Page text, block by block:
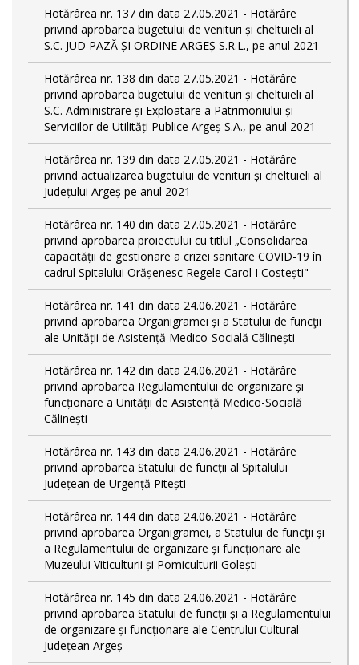
Hotărârea nr. 137 din data 27.05.2021 - Hotărâre
privind aprobarea bugetului de venituri și cheltuieli al
S.C. JUD PAZĂ ȘI ORDINE ARGEȘ S.R.L., pe anul 2021
Hotărârea nr. 138 din data 27.05.2021 - Hotărâre
privind aprobarea bugetului de venituri și cheltuieli al
S.C. Administrare și Exploatare a Patrimoniului și
Serviciilor de Utilități Publice Argeș S.A., pe anul 2021
Hotărârea nr. 139 din data 27.05.2021 - Hotărâre
privind actualizarea bugetului de venituri și cheltuieli al
Județului Argeș pe anul 2021
Hotărârea nr. 140 din data 27.05.2021 - Hotărâre
privind aprobarea proiectului cu titlul „Consolidarea
capacității de gestionare a crizei sanitare COVID-19 în
cadrul Spitalului Orășenesc Regele Carol I Costești"
Hotărârea nr. 141 din data 24.06.2021 - Hotărâre
privind aprobarea Organigramei și a Statului de funcţii
ale Unității de Asistență Medico-Socială Călinești
Hotărârea nr. 142 din data 24.06.2021 - Hotărâre
privind aprobarea Regulamentului de organizare și
funcționare a Unității de Asistență Medico-Socială
Călinești
Hotărârea nr. 143 din data 24.06.2021 - Hotărâre
privind aprobarea Statului de funcții al Spitalului
Județean de Urgență Pitești
Hotărârea nr. 144 din data 24.06.2021 - Hotărâre
privind aprobarea Organigramei, a Statului de funcţii și
a Regulamentului de organizare și funcționare ale
Muzeului Viticulturii și Pomiculturii Golești
Hotărârea nr. 145 din data 24.06.2021 - Hotărâre
privind aprobarea Statului de funcții și a Regulamentului
de organizare și funcționare ale Centrului Cultural
Județean Argeș